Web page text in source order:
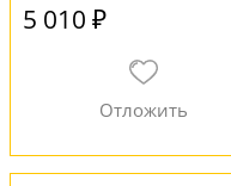
5 010 ₽